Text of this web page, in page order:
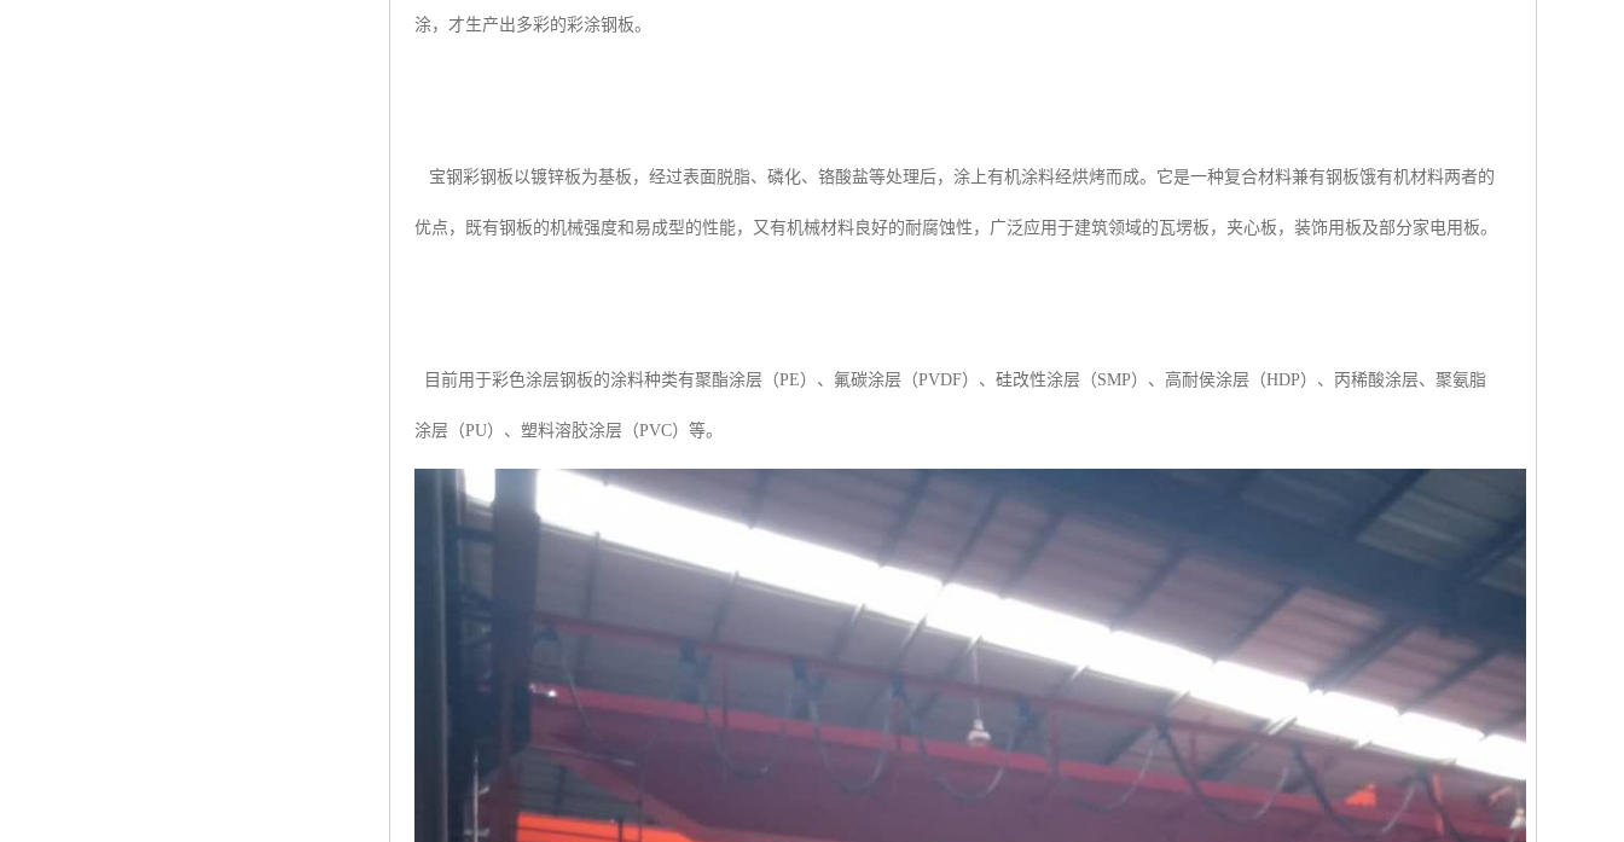
涂，才生产出多彩的彩涂钢板。
宝钢彩钢板以镀锌板为基板，经过表面脱脂、磷化、铬酸盐等处理后，涂上有机涂料经烘烤而成。它是一种复合材料兼有钢板饿有机材料两者的
优点，既有钢板的机械强度和易成型的性能，又有机械材料良好的耐腐蚀性，广泛应用于建筑领域的瓦塄板，夹心板，装饰用板及部分家电用板。
目前用于彩色涂层钢板的涂料种类有聚酯涂层（PE）、氟碳涂层（PVDF）、硅改性涂层（SMP）、高耐侯涂层（HDP）、丙稀酸涂层、聚氨脂
涂层（PU）、塑料溶胶涂层（PVC）等。